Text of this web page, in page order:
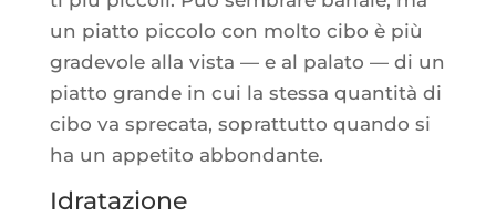
un piat­to pic­co­lo con mol­to cibo è più
gra­de­vole alla vis­ta — e al pala­to — di un
piat­to grande in cui la stes­sa quan­ti­tà di
cibo va spre­ca­ta, soprat­tut­to quan­do si
ha un appe­ti­to abbondante.
Idratazione